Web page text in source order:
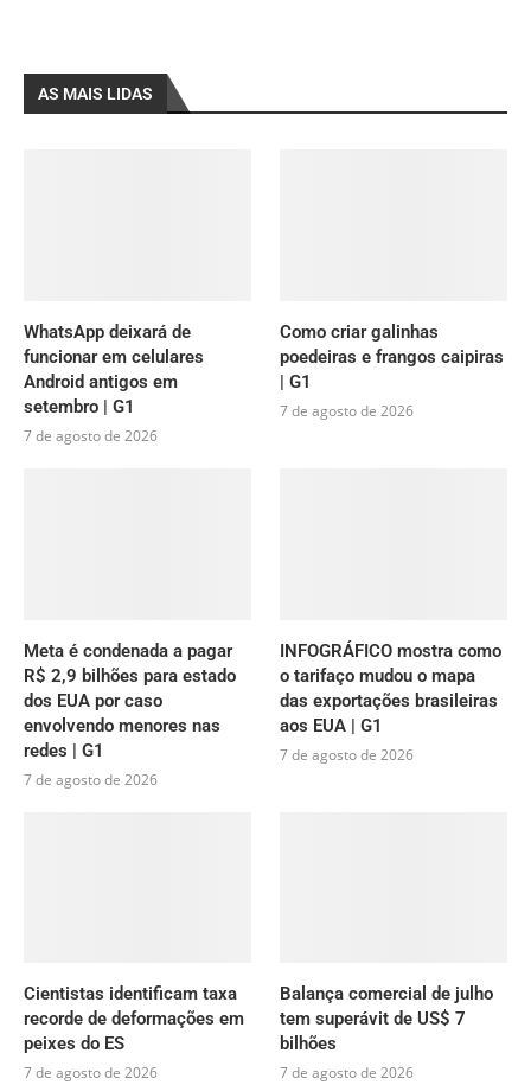
AS MAIS LIDAS
WhatsApp deixará de
funcionar em celulares
Android antigos em
setembro | G1
7 de agosto de 2026
Como criar galinhas
poedeiras e frangos caipiras
| G1
7 de agosto de 2026
Meta é condenada a pagar
R$ 2,9 bilhões para estado
dos EUA por caso
envolvendo menores nas
redes | G1
7 de agosto de 2026
INFOGRÁFICO mostra como
o tarifaço mudou o mapa
das exportações brasileiras
aos EUA | G1
7 de agosto de 2026
Cientistas identificam taxa
recorde de deformações em
peixes do ES
7 de agosto de 2026
Balança comercial de julho
tem superávit de US$ 7
bilhões
7 de agosto de 2026